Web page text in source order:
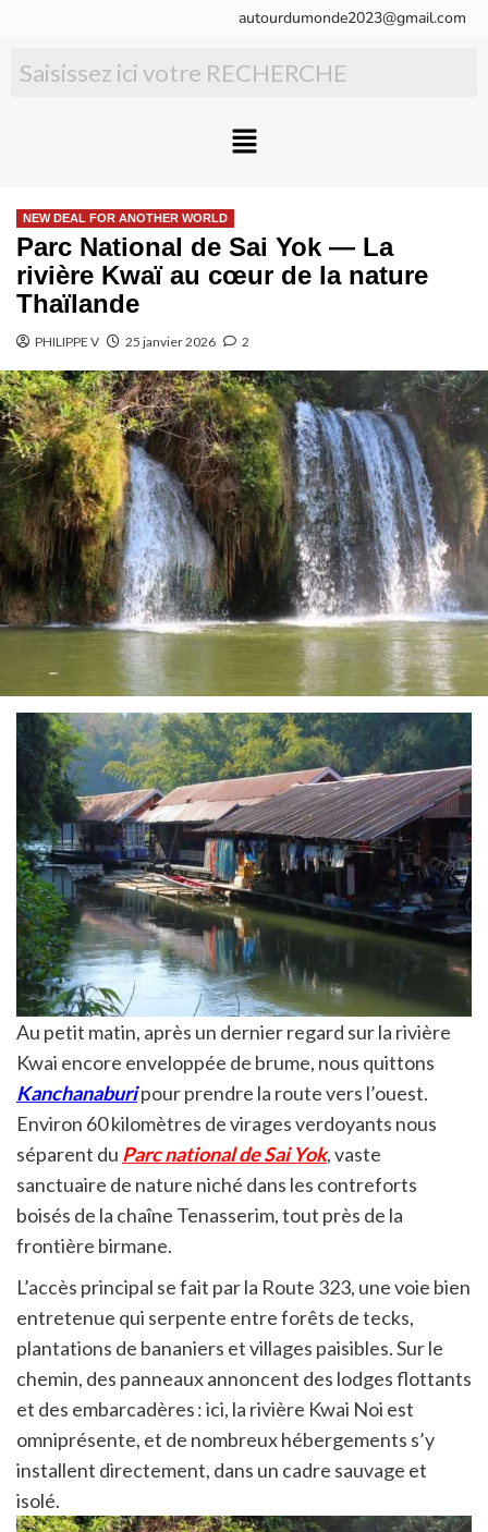
autourdumonde2023@gmail.com
NEW DEAL FOR ANOTHER WORLD
Parc National de Sai Yok — La
rivière Kwaï au cœur de la nature
Thaïlande
PHILIPPE V 25 janvier 2026 2
Au petit matin, après un dernier regard sur la rivière
Kwai encore enveloppée de brume, nous quittons
Kanchanaburipour prendre la route vers l’ouest.
Environ 60 kilomètres de virages verdoyants nous
séparent du Parc national de Sai Yok, vaste
sanctuaire de nature niché dans les contreforts
boisés de la chaîne Tenasserim, tout près de la
frontière birmane.
L’accès principal se fait par la Route 323, une voie bien
entretenue qui serpente entre forêts de tecks,
plantations de bananiers et villages paisibles. Sur le
chemin, des panneaux annoncent des lodges flottants
et des embarcadères : ici, la rivière Kwai Noi est
omniprésente, et de nombreux hébergements s’y
installent directement, dans un cadre sauvage et
isolé.